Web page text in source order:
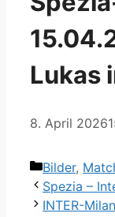
Lukas
8. April 2026
Kategorien
Bilder,
Spezia –
INTER-